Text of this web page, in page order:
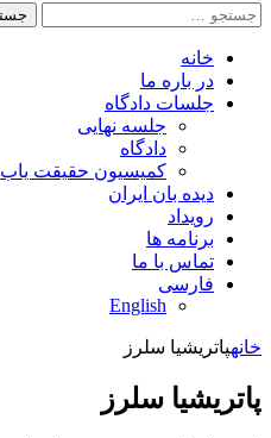
جستجو
خانه
در باره ما
جلسات دادگاه
جلسه نهایی
دادگاه
کمیسیون حقیقت یاب
دیده بان ایران
رویداد
برنامه ها
تماس با ما
فارسی
English
خانهپاتریشیا سلرز
پاتریشیا سلرز